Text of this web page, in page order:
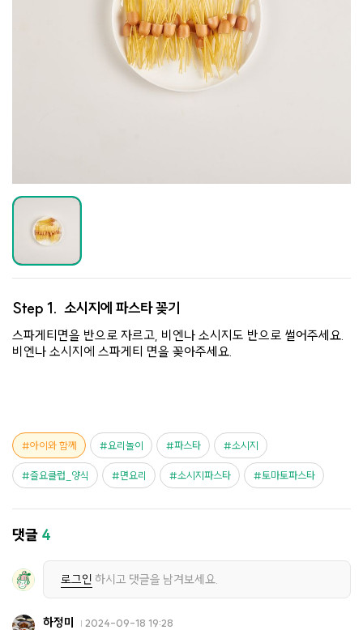
Step 1. 소시지에 파스타 꽂기
스파게티면을 반으로 자르고, 비엔나 소시지도 반으로 썰어주세요.
비엔나 소시지에 스파게티 면을 꽂아주세요.
아이와 함께 요리놀이 파스타 소시지
즐요클럽_양식 면요리 소시지파스타 토마토파스타
댓글 4
로그인 하시고 댓글을 남겨보세요.
하정미 2024-09-18 19:28